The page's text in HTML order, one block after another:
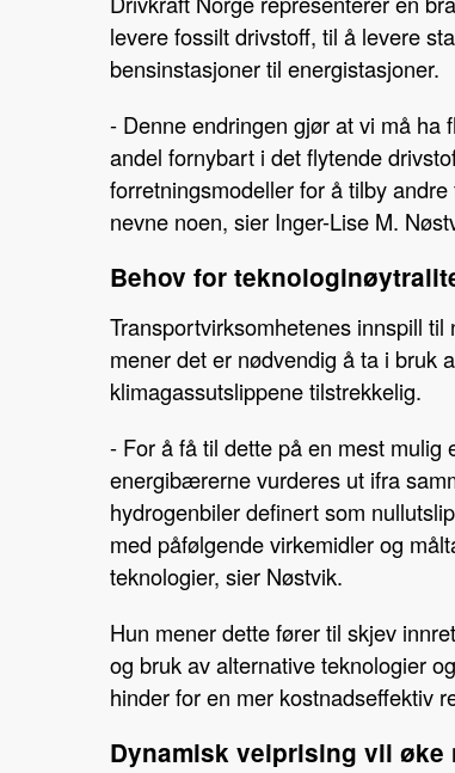
levere fossilt drivstoff, til å levere
bensinstasjoner til energistasjoner.
- Denne endringen gjør at vi må ha
andel fornybart i det flytende
forretningsmodeller for å tilby
nevne noen, sier Inger-Lise M.
Behov for
Transportvirksomhetenes innspill
mener det er nødvendig å ta i bruk
klimagassutslippene tilstrekkelig.
- For å få til dette på en mest mulig
energibærerne vurderes ut ifra
hydrogenbiler definert som
med påfølgende virkemidler og
teknologier, sier Nøstvik.
Hun mener dette fører til skjev
og bruk av alternative teknologier
hinder for en mer kostnadseffektiv
Dynamisk veiprising vil